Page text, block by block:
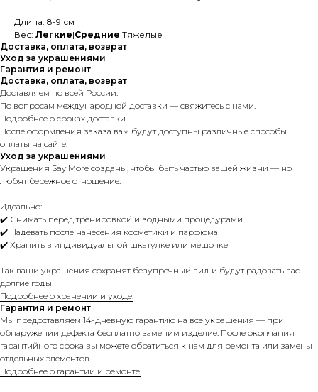
Длина: 8-9 см
Вес: Легкие|Средние|Тяжелые
Доставка, оплата, возврат
Уход за украшениями
Гарантия и ремонт
Доставка, оплата, возврат
Доставляем по всей России.
По вопросам международной доставки — свяжитесь с нами.
Подробнее о сроках доставки.
После оформления заказа вам будут доступны различные способы
оплаты на сайте.
Уход за украшениями
Украшения Say More созданы, чтобы быть частью вашей жизни — но
любят бережное отношение.
Идеально:
✔️ Снимать перед тренировкой и водными процедурами
✔️ Надевать после нанесения косметики и парфюма
✔️ Хранить в индивидуальной шкатулке или мешочке
Так ваши украшения сохранят безупречный вид и будут радовать вас
долгие годы!
Подробнее о хранении и уходе.
Гарантия и ремонт
Мы предоставляем 14-дневную гарантию на все украшения — при
обнаружении дефекта бесплатно заменим изделие. После окончания
гарантийного срока вы можете обратиться к нам для ремонта или замены
отдельных элементов.
Подробнее о гарантии и ремонте.